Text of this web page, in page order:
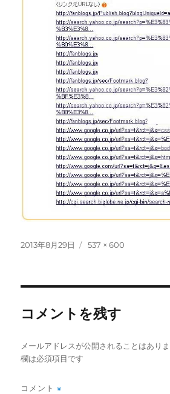
投
2013年8月29日
フ
537 × 600
コメントを残す
メールアドレスが公開されることはありま
欄は必須項目です
コメント※